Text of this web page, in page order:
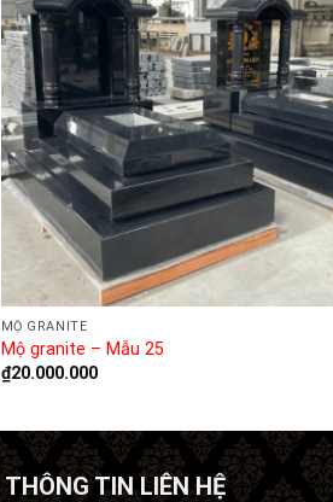
MỘ GRANITE
Mộ granite – Mẫu 25
₫20.000.000
THÔNG TIN LIÊN HỆ